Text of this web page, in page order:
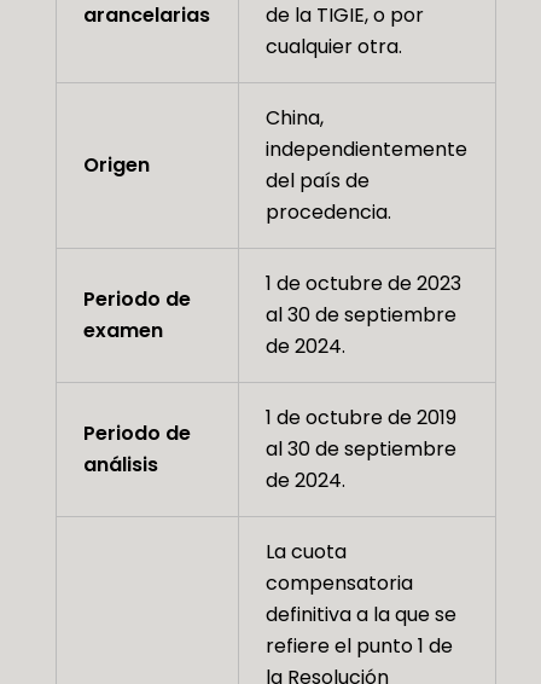
arancelarias
de la TIGIE, o por
cualquier otra.
Origen
China,
independientemente
del país de
procedencia.
Periodo de
examen
1 de octubre de 2023
al 30 de septiembre
de 2024.
Periodo de
análisis
1 de octubre de 2019
al 30 de septiembre
de 2024.
La cuota
compensatoria
definitiva a la que se
refiere el punto 1 de
la Resolución